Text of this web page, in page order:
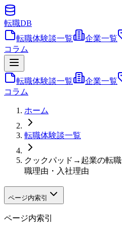
転職DB
転職体験談一覧
企業一覧
コラム
転職体験談一覧 企業一覧
コラム
ホーム
転職体験談一覧
クックパッド→起業の転
職理由・入社理由
ページ内索引
ページ内索引